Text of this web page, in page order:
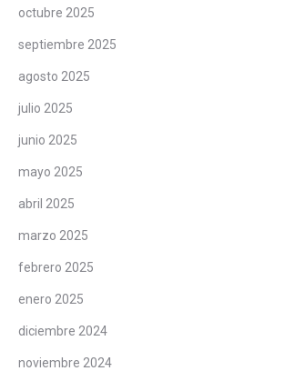
octubre 2025
septiembre 2025
agosto 2025
julio 2025
junio 2025
mayo 2025
abril 2025
marzo 2025
febrero 2025
enero 2025
diciembre 2024
noviembre 2024